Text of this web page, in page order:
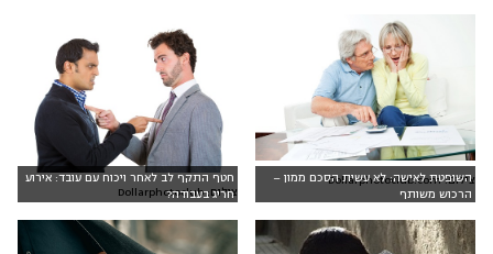
השופטת לאישה: לא עשית הסכם ממון –
הרכוש משותף
צילום: Dollarphotoclub.com
חטף התקף לב לאחר ויכוח עם עובד: אירוע
חריג בעבודה?
צילום: Dollarphotoclub